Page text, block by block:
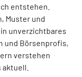
entstehen.
Muster und
unverzichtbares
und Börsenprofis,
verstehen